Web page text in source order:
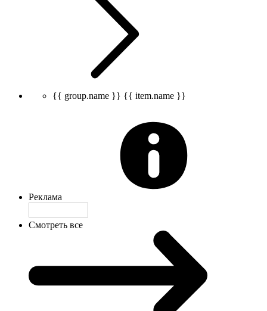
{{ group.name }} {{ item.name }}
Реклама
Смотреть все